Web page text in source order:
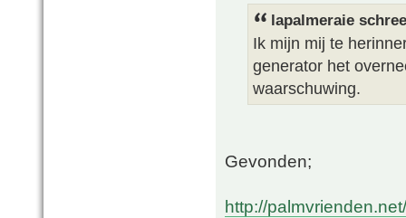
lapalmeraie
Ik mijn mij te
generator het
waarschuwing.
Gevonden;
http://